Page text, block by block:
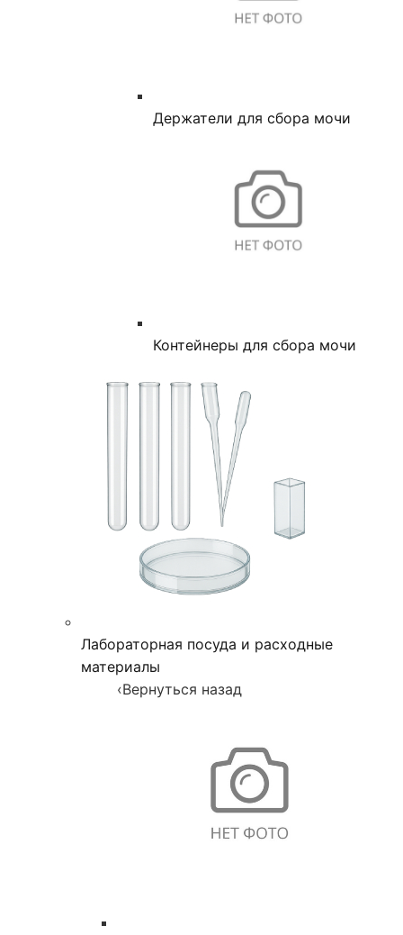
Держатели для сбора мочи
Контейнеры для сбора мочи
Лабораторная посуда и расходные
материалы
‹Вернуться назад